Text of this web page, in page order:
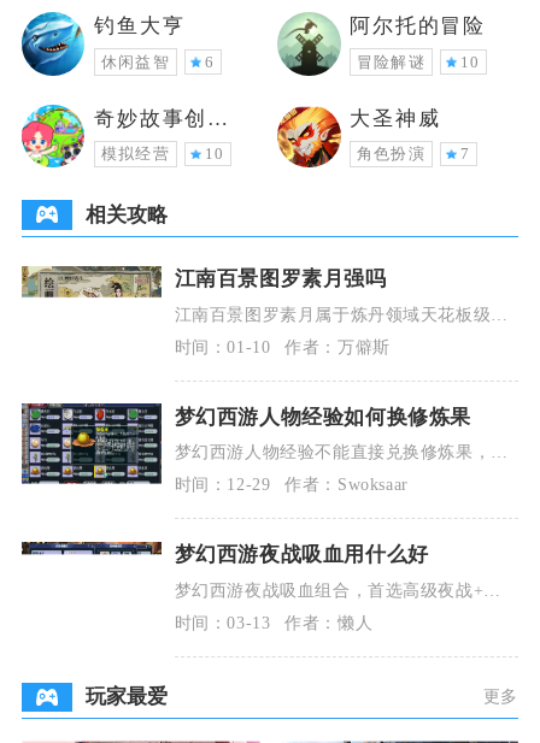
钓鱼大亨
休闲益智 6
阿尔托的冒险
冒险解谜 10
奇妙故事创造
家
模拟经营 10
大圣神威
角色扮演 7
相关攻略
江南百景图罗素月强吗
江南百景图罗素月属于炼丹领域天花板级别
的特化天级居民，专项强度极高，泛用能力
一般，丹药刚需
时间：01-10 作者：万僻斯
梦幻西游人物经验如何换修炼果
梦幻西游人物经验不能直接兑换修炼果，核
心路径是先将人物经验转化为召唤兽修炼
点，再到马真人处
时间：12-29 作者：Swoksaar
梦幻西游夜战吸血用什么好
梦幻西游夜战吸血组合，首选高级夜战+高
级吸血，搭配高级偷袭、高级必杀、高级连
击，适配吸血鬼
时间：03-13 作者：懒人
玩家最爱 更多